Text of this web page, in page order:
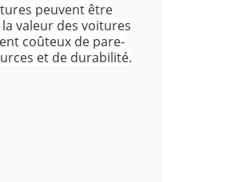
peuvent être
valeur des voitures
coûteux de pare-
et de durabilité.